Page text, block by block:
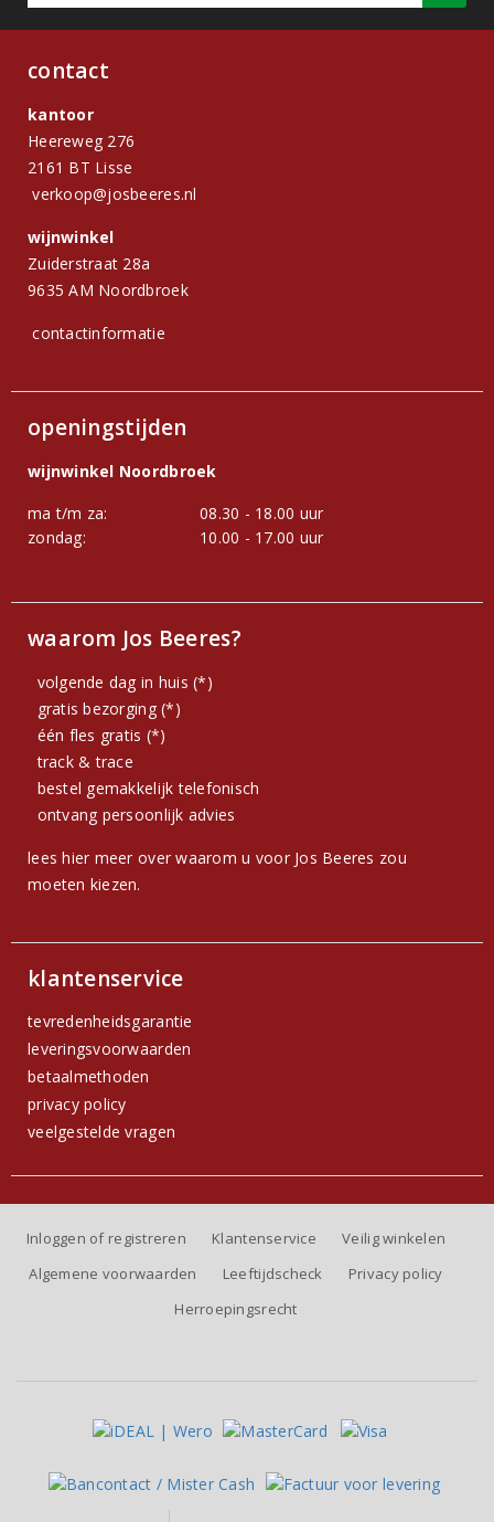
contact
kantoor
Heereweg 276
2161 BT Lisse
verkoop@josbeeres.nl
wijnwinkel
Zuiderstraat 28a
9635 AM Noordbroek
contactinformatie
openingstijden
wijnwinkel Noordbroek
ma t/m za:
08.30 - 18.00 uur
zondag:
10.00 - 17.00 uur
waarom Jos Beeres?
volgende dag in huis (*)
gratis bezorging (*)
één fles gratis (*)
track & trace
bestel gemakkelijk telefonisch
ontvang persoonlijk advies
lees hier meer over waarom u voor Jos Beeres zou
moeten kiezen.
klantenservice
tevredenheidsgarantie
leveringsvoorwaarden
betaalmethoden
privacy policy
veelgestelde vragen
Inloggen of registreren Klantenservice
Veilig winkelen
Algemene voorwaarden
Leeftijdscheck
Privacy policy
Herroepingsrecht